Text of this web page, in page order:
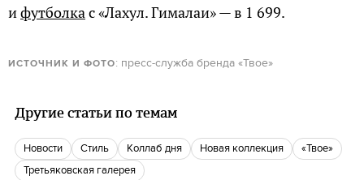
ифутболкас «Лахул. Гималаи» — в 1 699.
ИСТОЧНИК И ФОТО: пресс-служба бренда «Твое»
Другие статьи по темам
новости Стиль Коллаб дня Новая коллекция
«Твое»
Третьяковская галерея